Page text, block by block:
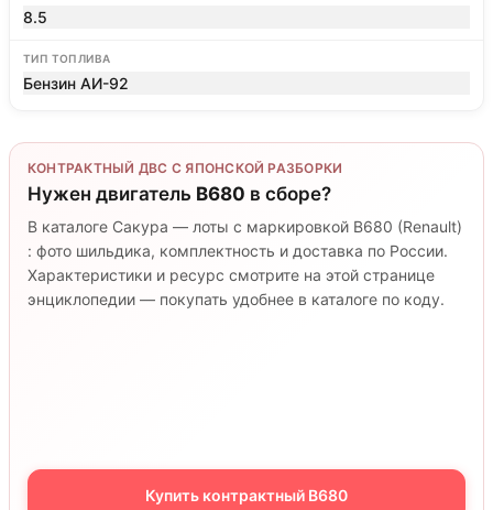
8.5
ТИП ТОПЛИВА
Бензин АИ-92
КОНТРАКТНЫЙ ДВС С ЯПОНСКОЙ РАЗБОРКИ
Нужен двигатель B680 в сборе?
В каталоге Сакура — лоты с маркировкой B680 (Renault)
: фото шильдика, комплектность и доставка по России.
Характеристики и ресурс смотрите на этой странице
энциклопедии — покупать удобнее в каталоге по коду.
Купить контрактный B680